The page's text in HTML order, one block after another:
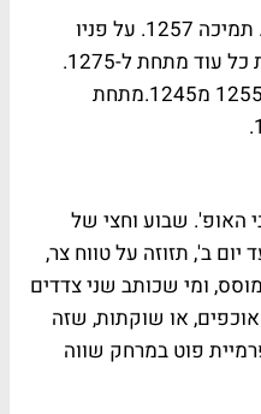
sp: מדד הגיע ל-1275 ולא יסף. תמיכה 1257. על פניו
מדשדש כרגע עם נטייה שלילית כל עוד מתחת ל-1275.
הסטופ למגמה החיובית עולה ל1255 מ1245.מתחת
האופ'. שבוע וחצי של
יום ב', תזוזה על טווח צר,
ומי שכותב שני צדדים
או שוקתות, שזה
פוט במרחק שווה